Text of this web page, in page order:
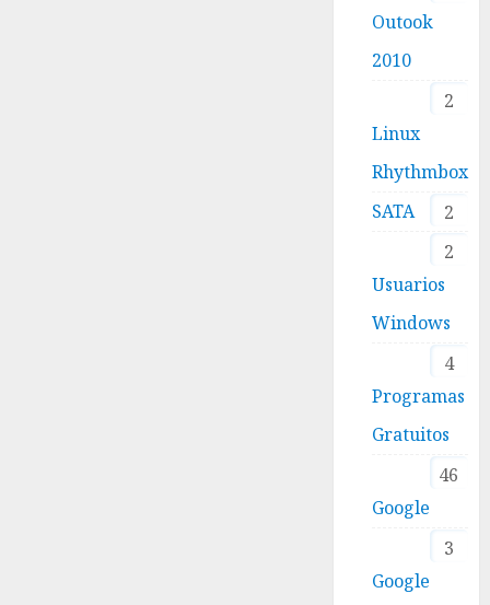
Outook
2010
2
Linux
Rhythmbox
2
SATA
2
Usuarios
Windows
4
Programas
Gratuitos
46
Google
3
Google